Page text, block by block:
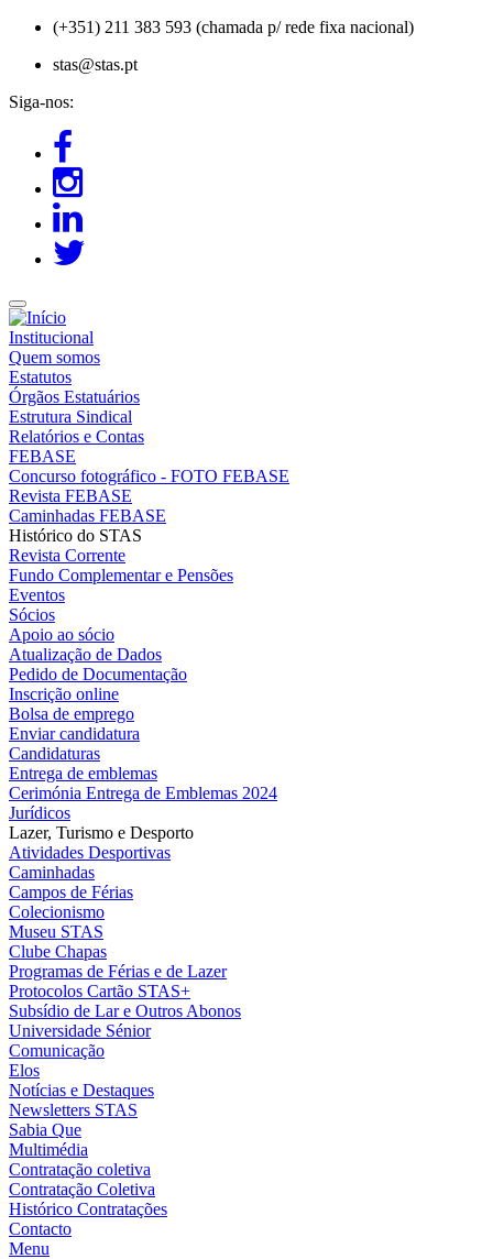
Passar
principal
(+351) 211 383 593 (chamada p/ rede fixa nacional)
stas@stas.pt
Siga-nos:
Institucional
Quem somos
Estatutos
Órgãos Estatuários
Estrutura Sindical
Relatórios e Contas
FEBASE
Concurso fotográfico - FOTO FEBASE
Revista FEBASE
Caminhadas FEBASE
Histórico do STAS
Revista Corrente
Fundo Complementar e Pensões
Eventos
Sócios
Apoio ao sócio
Atualização de Dados
Pedido de Documentação
Inscrição online
Bolsa de emprego
Enviar candidatura
Candidaturas
Entrega de emblemas
Cerimónia Entrega de Emblemas 2024
Jurídicos
Lazer, Turismo e Desporto
Atividades Desportivas
Caminhadas
Campos de Férias
Colecionismo
Museu STAS
Clube Chapas
Programas de Férias e de Lazer
Protocolos Cartão STAS+
Subsídio de Lar e Outros Abonos
Universidade Sénior
Comunicação
Elos
Notícias e Destaques
Newsletters STAS
Sabia Que
Multimédia
Contratação coletiva
Contratação Coletiva
Histórico Contratações
Contacto
Menu